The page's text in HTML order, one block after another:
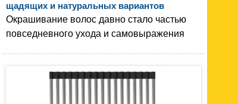
щадящих и натуральных вариантов
Окрашивание волос давно стало частью
повседневного ухода и самовыражения